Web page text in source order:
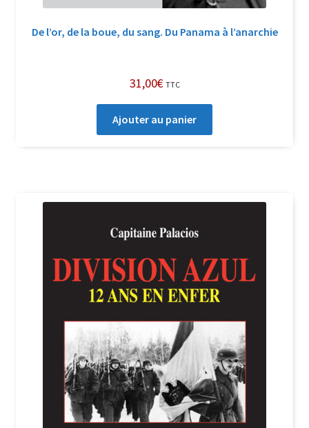
De l’or, de la boue, du sang. Du Panama à l’anarchie
31,00€ TTC
Ajouter au panier